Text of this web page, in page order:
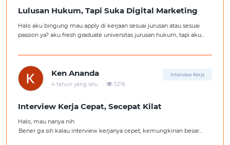
Lulusan Hukum, Tapi Suka Digital Marketing
Halo aku bingung mau apply di kerjaan sesuai jurusan atau sesuai
passion ya? aku fresh graduate universitas jurusan hukum, tapi aku
aku ambil kerjaan sesuai jurusan.
Ken Ananda Interview Kerja
4 tahun yang lalu . 5216
Interview Kerja Cepat, Secepat Kilat
Halo, mau nanya nih
Bener ga sih kalau interview kerjanya cepet, kemungkinan besar